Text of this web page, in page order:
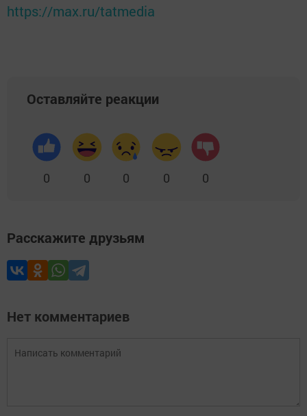
https://max.ru/tatmedia
Оставляйте реакции
0 0 0 0 0
Расскажите друзьям
Нет комментариев